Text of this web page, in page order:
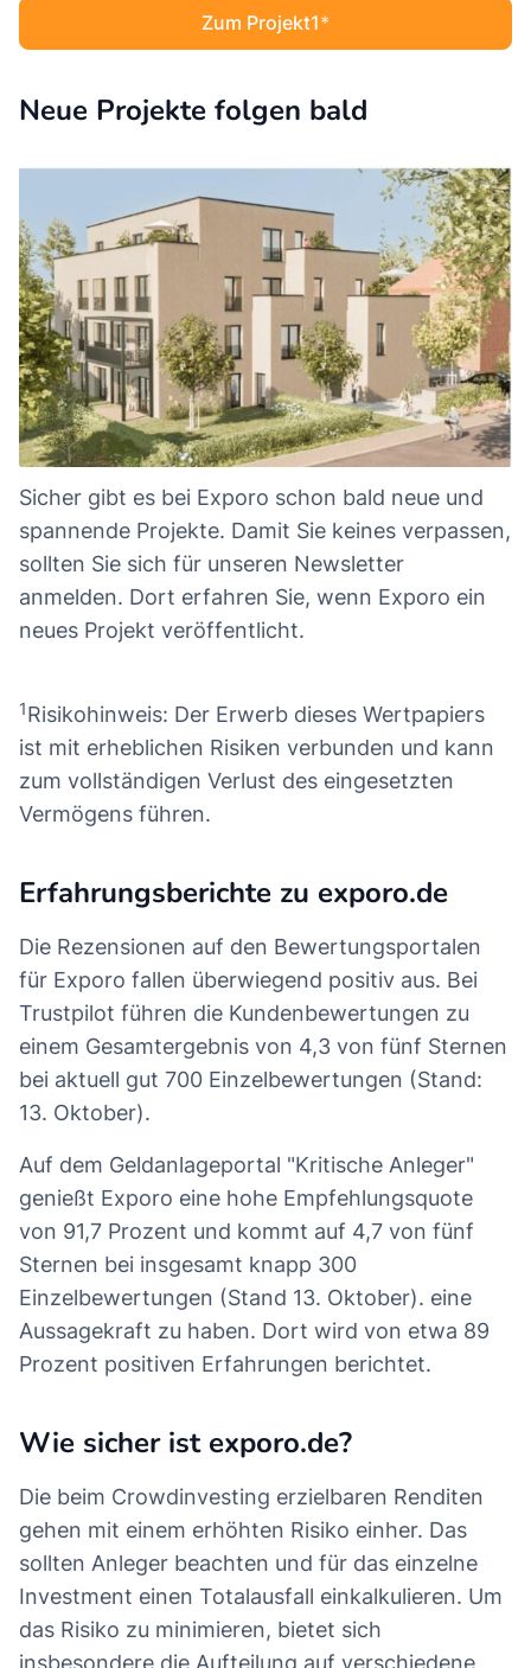
Zum Projekt1
Neue Projekte folgen bald
Sicher gibt es bei Exporo schon bald neue und
spannende Projekte. Damit Sie keines verpassen,
sollten Sie sich für unseren Newsletter
anmelden. Dort erfahren Sie, wenn Exporo ein
neues Projekt veröffentlicht.
1Risikohinweis: Der Erwerb dieses Wertpapiers
ist mit erheblichen Risiken verbunden und kann
zum vollständigen Verlust des eingesetzten
Vermögens führen.
Erfahrungsberichte zu exporo.de
Die Rezensionen auf den Bewertungsportalen
für Exporo fallen überwiegend positiv aus. Bei
Trustpilot führen die Kundenbewertungen zu
einem Gesamtergebnis von 4,3 von fünf Sternen
bei aktuell gut 700 Einzelbewertungen (Stand:
13. Oktober).
Auf dem Geldanlageportal "Kritische Anleger"
genießt Exporo eine hohe Empfehlungsquote
von 91,7 Prozent und kommt auf 4,7 von fünf
Sternen bei insgesamt knapp 300
Einzelbewertungen (Stand 13. Oktober). eine
Aussagekraft zu haben. Dort wird von etwa 89
Prozent positiven Erfahrungen berichtet.
Wie sicher ist exporo.de?
Die beim Crowdinvesting erzielbaren Renditen
gehen mit einem erhöhten Risiko einher. Das
sollten Anleger beachten und für das einzelne
Investment einen Totalausfall einkalkulieren. Um
das Risiko zu minimieren, bietet sich